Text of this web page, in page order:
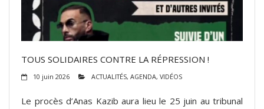
TOUS SOLIDAIRES CONTRE LA RÉPRESSION !
10 juin 2026 ACTUALITÉS, AGENDA, VIDÉOS
Le procès d’Anas Kazib aura lieu le 25 juin au tribunal